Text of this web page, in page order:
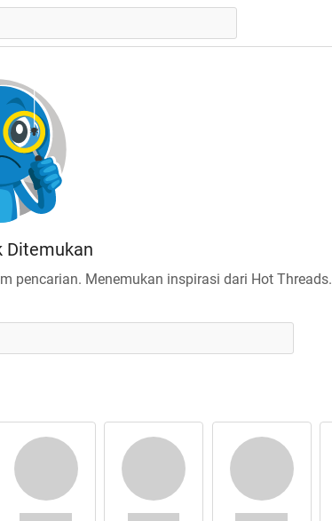
Ditemukan
pencarian. Menemukan inspirasi dari Hot Threads.